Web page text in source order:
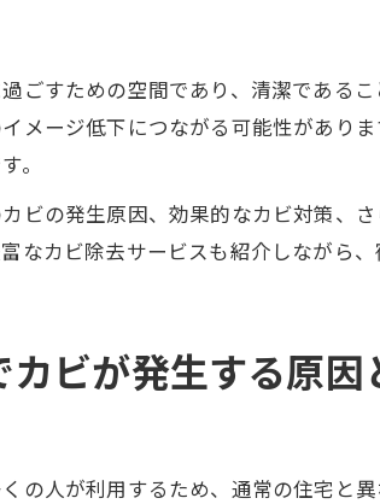
ごすための空間であり、清潔である
メージ低下につながる可能性があり
。
ビの発生原因、効果的なカビ対策、
なカビ除去サービスも紹介しながら
ビが発生する原因
の人が利用するため、通常の住宅と